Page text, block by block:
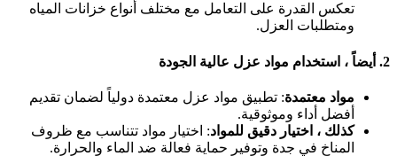
تعكس القدرة على التعامل مع مختلف أنواع خزانات المياه
ومتطلبات العزل.
2. أيضاً ، استخدام مواد عزل عالية الجودة
مواد معتمدة: تطبيق مواد عزل معتمدة دولياً لضمان تقديم
أفضل أداء وموثوقية.
كذلك ، اختيار دقيق للمواد: اختيار مواد تتناسب مع ظروف
المناخ في جدة وتوفير حماية فعالة ضد الماء والحرارة.